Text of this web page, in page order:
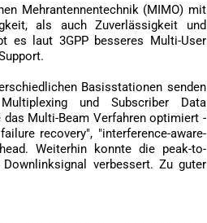
Mehrantennentechnik (MIMO) mit
als auch Zuverlässigkeit und
es laut 3GPP besseres Multi-User
Basisstationen senden
und Subscriber Data
Multi-Beam Verfahren optimiert -
recovery", "interference-aware-
Weiterhin konnte die peak-to-
verbessert. Zu guter